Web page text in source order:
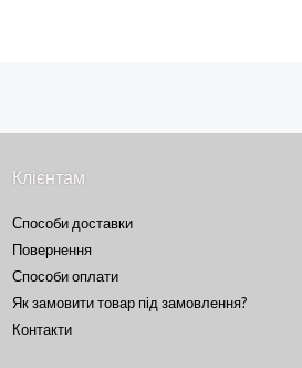
Клієнтам
Способи доставки
Повернення
Способи оплати
Як замовити товар під замовлення?
Контакти